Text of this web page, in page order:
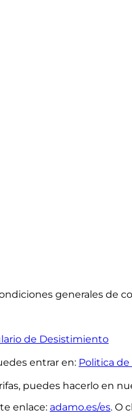
generales de
de Desistimiento
entrar en: Politica
puedes hacerlo en
enlace: adamo.es/es. O